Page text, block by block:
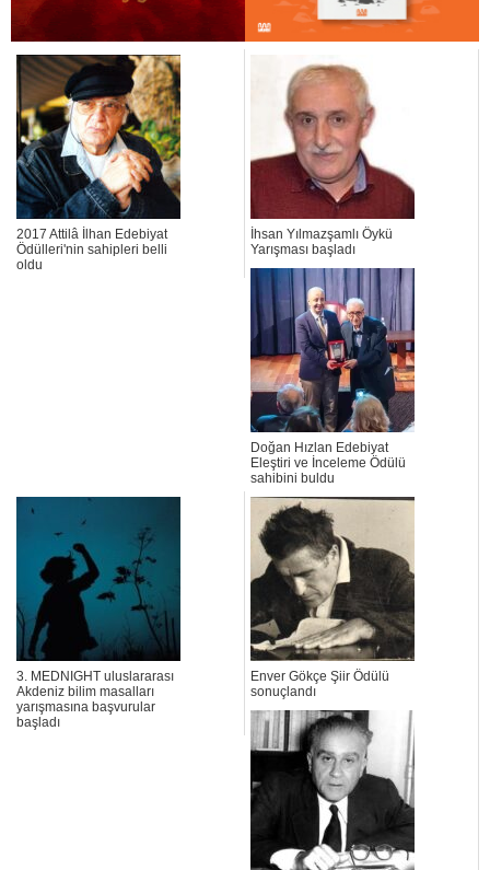
2017 Attilâ İlhan Edebiyat
Ödülleri'nin sahipleri belli
oldu
İhsan Yılmazşamlı Öykü
Yarışması başladı
Doğan Hızlan Edebiyat
Eleştiri ve İnceleme Ödülü
sahibini buldu
3. MEDNIGHT uluslararası
Akdeniz bilim masalları
yarışmasına başvurular
başladı
Enver Gökçe Şiir Ödülü
sonuçlandı